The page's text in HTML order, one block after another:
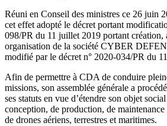
Réuni en Conseil des ministres ce 26 juin
cet effet adopté le décret portant
098/PR du 11 juillet 2019 portant création,
organisation de la société CYBER
modifié par le décret n° 2020-034/PR du
Afin de permettre à CDA de conduire
missions, son assemblée générale a
ses statuts en vue d’étendre son objet
conception, de production, de
de drones aériens, terrestres et maritimes.